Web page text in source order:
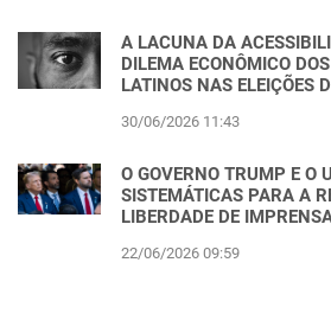
A LACUNA DA
DILEMA ECONÔMICO
LATINOS NAS ELEIÇÕES
30/06/2026 11:43
O GOVERNO TRUMP E O
SISTEMÁTICAS PARA A
LIBERDADE DE
22/06/2026 09:59